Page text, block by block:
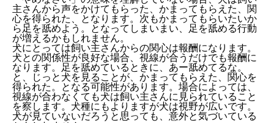
主さんから声をかけてもらった、かまってもらえた、関
心を得られた、となります。次もかまってもらいたいか
ら足を舐めよう。となってしまいまい、足を舐める行動
が増えるかもしれません。
犬にとっては飼い主さんからの関心は報酬になります。
犬との関係性が良好な場合、視線が合うだけでも報酬に
なります。足を舐めているときに、あー舐めてるな。
と、じっと犬を見ることが、かまってもらえた、関心を
得られた。となる可能性があります。場合によっては、
視線が合わなくても犬は飼い主さんに見られていること
を察します。犬種にもよりますが犬は視野が広いです。
犬が見ていないだろうと思っても、意外と気づいている